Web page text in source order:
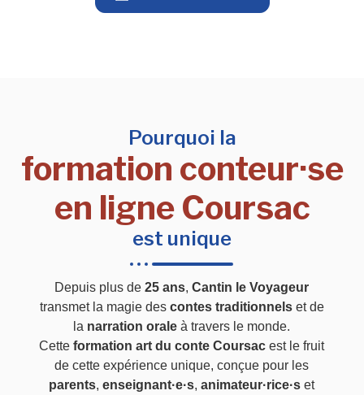
Pourquoi la
formation conteur·se
en ligne Coursac
est unique
Depuis plus de25 ans,Cantin le Voyageur
transmet la magie des contes traditionnelset de
la narration orale à travers le monde.
Cetteformation art du conte Coursac est le fruit
de cette expérience unique, conçue pour les
parents,enseignant·e·s,animateur·rice·s et